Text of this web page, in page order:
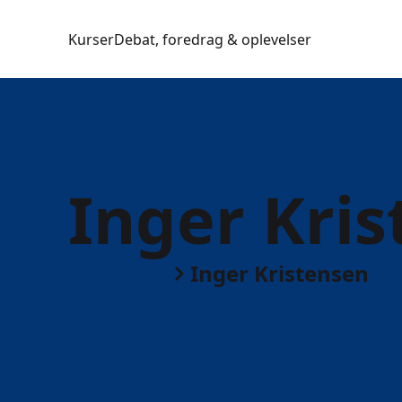
KurserDebat, foredrag & oplevelser
Inger
Inger Kristensen